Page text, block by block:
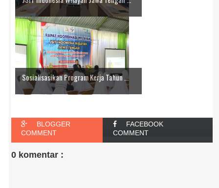
Sosialisasikan Program Kerja Tahun ...
BLOGGER
COMMENT
FACEBOOK
COMMENT
0 komentar :